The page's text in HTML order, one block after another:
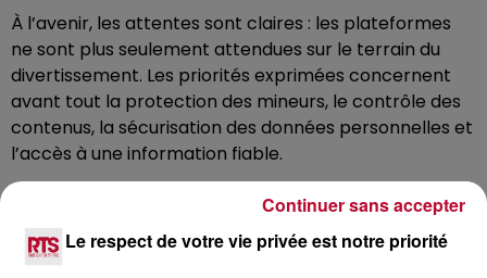
À l’avenir, les attentes sont claires : les plateformes
ne sont plus seulement attendues sur le terrain du
divertissement. Les priorités exprimées concernent
avant tout la protection des mineurs, le contrôle des
contenus, la sécurisation des données personnelles et
l’accès à une information fiable.
Ce paradoxe français marque un tournant. Après une
phase d’adoption enthousiaste puis de critiques
dispersées, les exigences formulées aujourd’hui
dessinent les contours d’un nouveau modèle
Le respect de votre vie privée est notre priorité
Continuer sans accepter